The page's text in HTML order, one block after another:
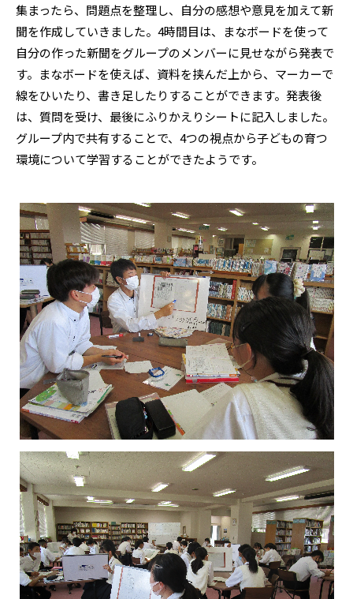
集まったら、問題点を整理し、自分の感想や意見を加えて新
聞を作成していきました。4時間目は、まなボードを使って
自分の作った新聞をグループのメンバーに見せながら発表で
す。まなボードを使えば、資料を挟んだ上から、マーカーで
線をひいたり、書き足したりすることができます。発表後
は、質問を受け、最後にふりかえりシートに記入しました。
グループ内で共有することで、4つの視点から子どもの育つ
環境について学習することができたようです。